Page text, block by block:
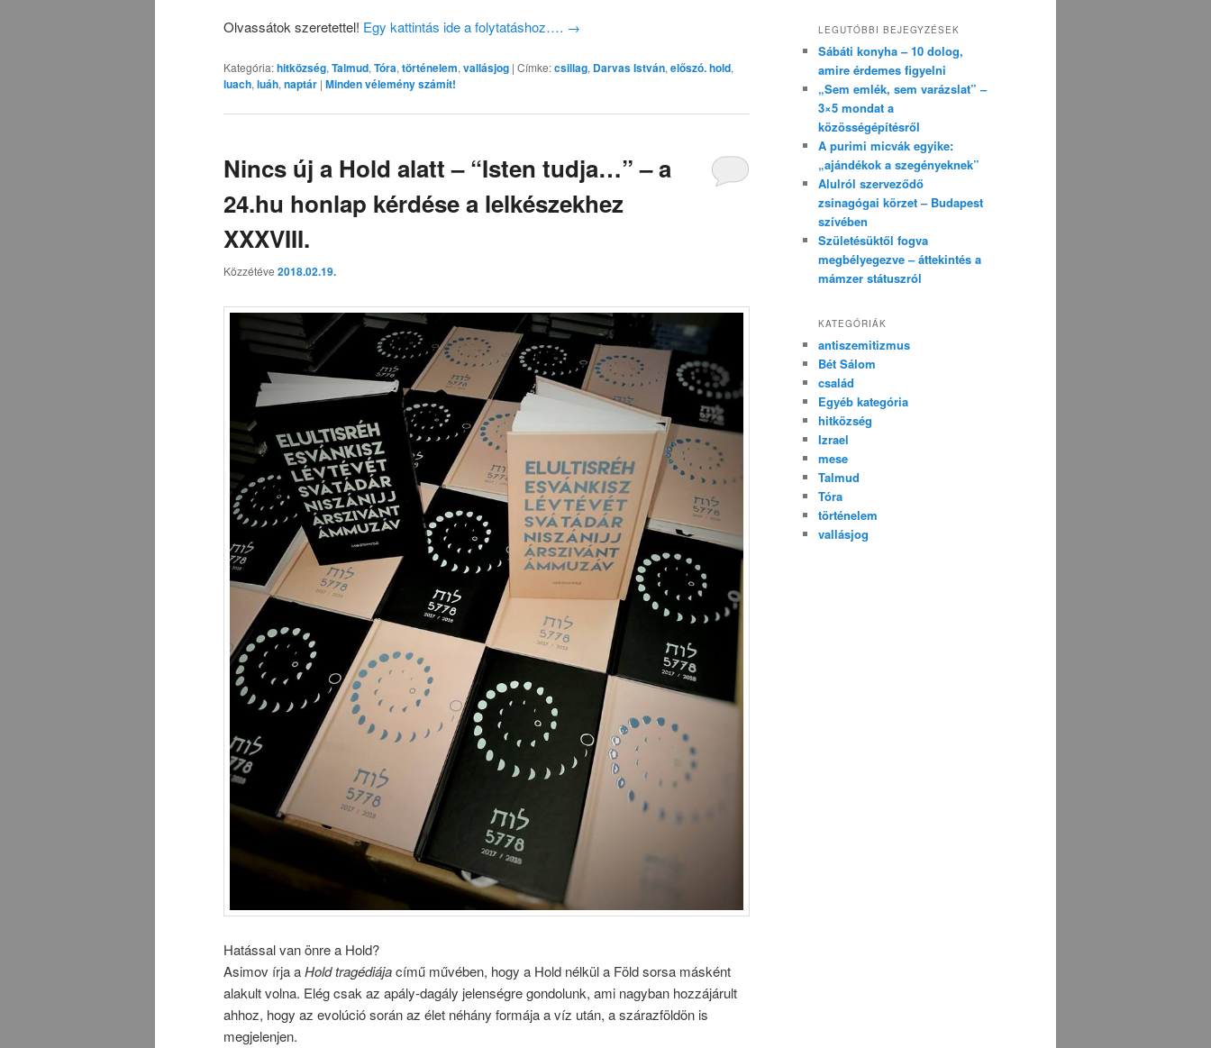
Olvassátok szeretettel! Egy kattintás ide a folytatáshoz…. →
Kategória:hitközség, Talmud, Tóra, történelem, vallásjog | Címke:csillag, Darvas István, előszó. hold,
luach, luáh, naptár | Minden vélemény számít!
Nincs új a Hold alatt – “Isten tudja…” – a
24.hu honlap kérdése a lelkészekhez
XXXVIII.
Közzétéve 2018.02.19.
Hatással van önre a Hold?
Asimov írja aHold tragédiájacímű művében, hogy a Hold nélkül a Föld sorsa másként
alakult volna. Elég csak az apály-dagály jelenségre gondolunk, ami nagyban hozzájárult
ahhoz, hogy az evolúció során az élet néhány formája a víz után, a szárazföldön is
megjelenjen.
LEGUTÓBBI BEJEGYZÉSEK
Sábáti konyha – 10 dolog,
amire érdemes figyelni
„Sem emlék, sem varázslat” –
3×5 mondat a
közösségépítésről
A purimi micvák egyike:
„ajándékok a szegényeknek”
Alulról szerveződő
zsinagógai körzet – Budapest
szívében
Születésüktől fogva
megbélyegezve – áttekintés a
mámzer státuszról
KATEGÓRIÁK
antiszemitizmus
Bét Sálom
család
Egyéb kategória
hitközség
Izrael
mese
Talmud
Tóra
történelem
vallásjog